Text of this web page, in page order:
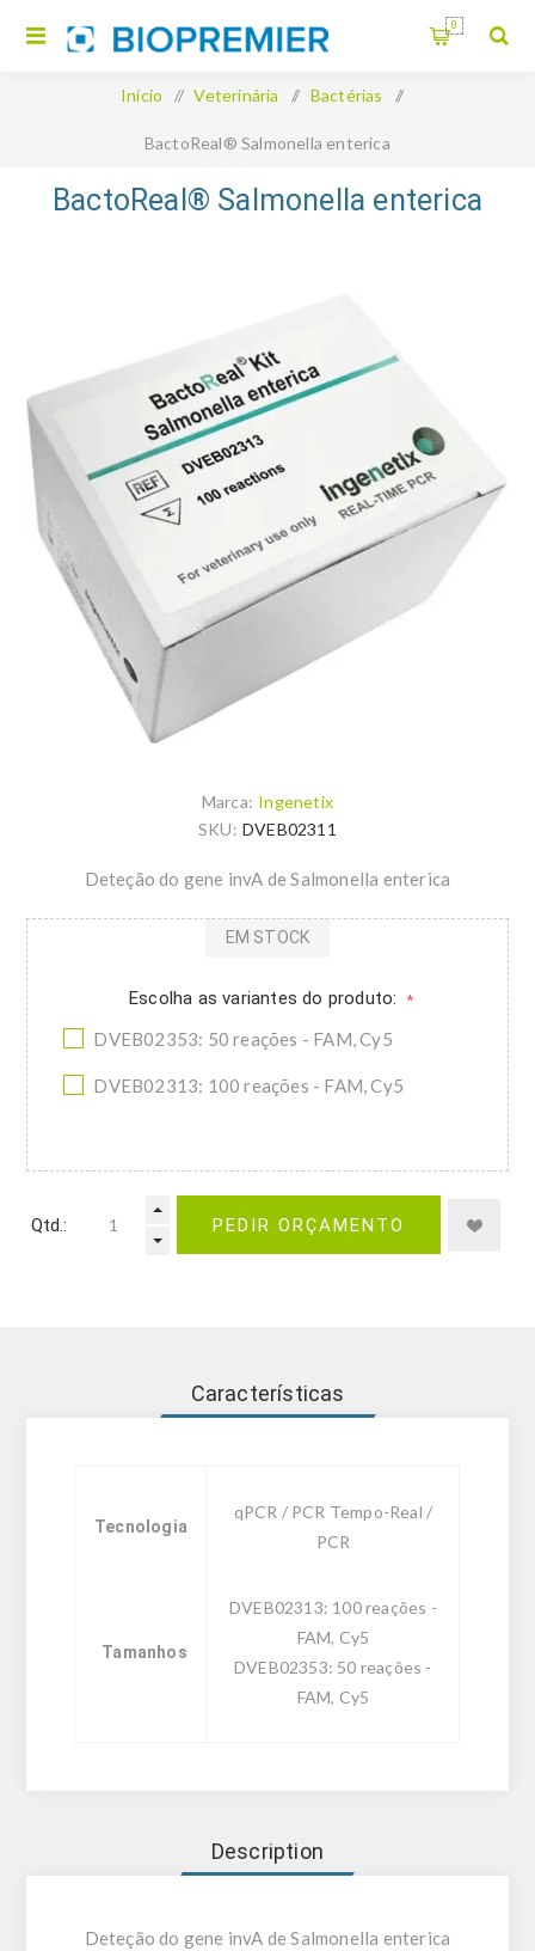
0
Início / Veterinária / Bactérias /
BactoReal® Salmonella enterica
BactoReal® Salmonella enterica
Marca: Ingenetix
SKU: DVEB02311
Deteção do gene invA de Salmonella enterica
Escolha as variantes do produto: *
DVEB02353: 50 reações - FAM, Cy5
DVEB02313: 100 reações - FAM, Cy5
EM STOCK
Qtd.: PEDIR ORÇAMENTO
Características
Tecnologia
qPCR / PCR Tempo-Real /
PCR
Tamanhos
DVEB02313: 100 reações -
FAM, Cy5
DVEB02353: 50 reações -
FAM, Cy5
Description
Deteção do gene invA de Salmonella enterica